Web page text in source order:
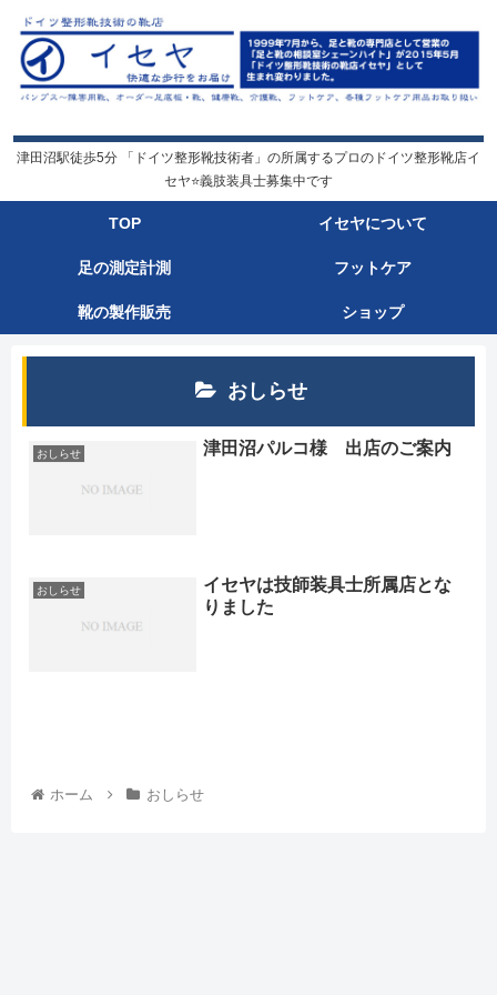
津田沼駅徒歩5分 「ドイツ整形靴技術者」の所属するプロのドイツ整形靴店イ
セヤ⭐️義肢装具士募集中です
TOP イセヤについて
足の測定計測 フットケア
靴の製作販売 ショップ
おしらせ
おしらせ 津田沼パルコ様 出店のご案内
おしらせ
イセヤは技師装具士所属店とな
りました
ホーム おしらせ